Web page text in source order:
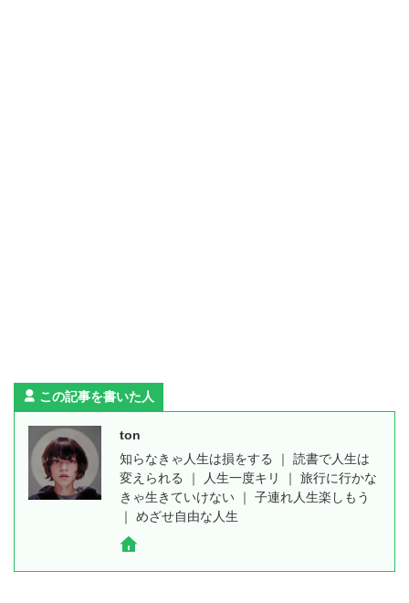
この記事を書いた人
ton
知らなきゃ人生は損をする ｜ 読書で人生は
変えられる ｜ 人生一度キリ ｜ 旅行に行かな
きゃ生きていけない ｜ 子連れ人生楽しもう
｜ めざせ自由な人生